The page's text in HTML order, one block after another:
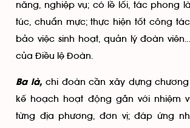
năng, nghiệp vụ; có lề lối, tác phong
túc, chuẩn mực; thực hiện tốt công
bảo việc sinh hoạt, quản lý đoàn
của Điều lệ Đoàn.
Ba là, chi đoàn cần xây dựng
kế hoạch hoạt động gắn với nhiệm
từng địa phương, đơn vị; đáp ứng